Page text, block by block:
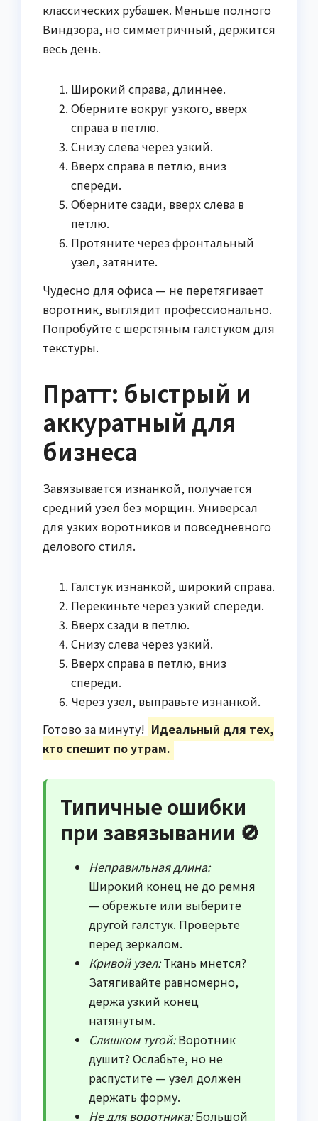
классических рубашек. Меньше полного
Виндзора, но симметричный, держится
весь день.
Широкий справа, длиннее.
Оберните вокруг узкого, вверх
справа в петлю.
Снизу слева через узкий.
Вверх справа в петлю, вниз
спереди.
Оберните сзади, вверх слева в
петлю.
Протяните через фронтальный
узел, затяните.
Чудесно для офиса — не перетягивает
воротник, выглядит профессионально.
Попробуйте с шерстяным галстуком для
текстуры.
Пратт: быстрый и
аккуратный для
бизнеса
Завязывается изнанкой, получается
средний узел без морщин. Универсал
для узких воротников и повседневного
делового стиля.
Галстук изнанкой, широкий справа.
Перекиньте через узкий спереди.
Вверх сзади в петлю.
Снизу слева через узкий.
Вверх справа в петлю, вниз
спереди.
Через узел, выправьте изнанкой.
Готово за минуту! Идеальный для тех,
кто спешит по утрам.
Типичные ошибки
при завязывании 🚫
Неправильная длина:
Широкий конец не до ремня
— обрежьте или выберите
другой галстук. Проверьте
перед зеркалом.
Кривой узел:Ткань мнется?
Затягивайте равномерно,
держа узкий конец
натянутым.
Слишком тугой:Воротник
душит? Ослабьте, но не
распустите — узел должен
держать форму.
Не для воротника:Большой